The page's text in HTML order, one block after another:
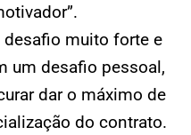
desafio muito forte e
um desafio pessoal,
dar o máximo de
do contrato.